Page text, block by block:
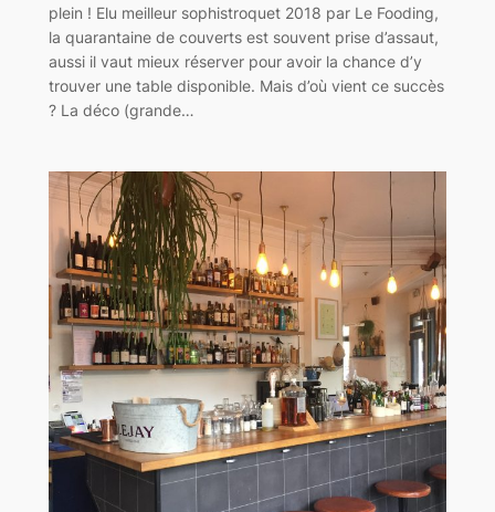
plein ! Elu meilleur sophistroquet 2018 par Le Fooding,
la quarantaine de couverts est souvent prise d’assaut,
aussi il vaut mieux réserver pour avoir la chance d’y
trouver une table disponible. Mais d’où vient ce succès
? La déco (grande…